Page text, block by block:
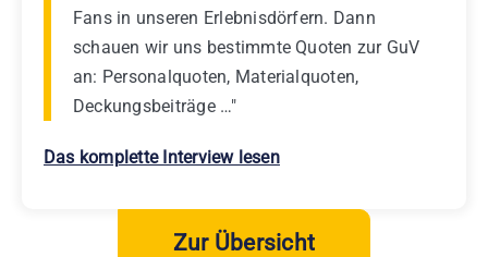
Fans in unseren Erlebnisdörfern. Dann
schauen wir uns bestimmte Quoten zur GuV
an: Personalquoten, Materialquoten,
Deckungsbeiträge …"
Das komplette Interview lesen
Zur Übersicht